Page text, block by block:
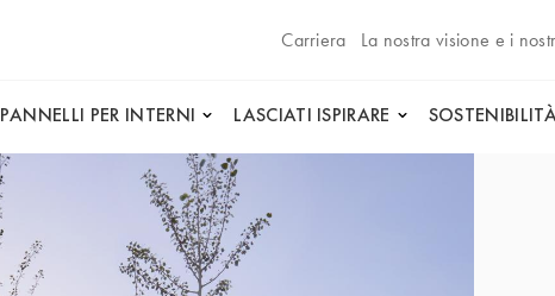
Carriera
La nostra visione e i
PANNELLI PER INTERNI LASCIATI ISPIRARE